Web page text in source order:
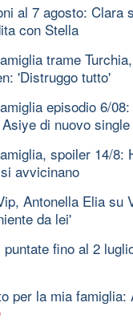
al 7 agosto: Clara
con Stella
trame
'Distruggo tutto'
episodio 6/
di nuovo single
spoiler 14/8:
avvicinano
Antonella Elia su
da lei'
fino al 2
per la mia famiglia: